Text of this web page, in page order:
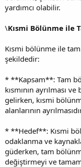
yardımcı olabilir.
\Kısmi Bölünme ile
Kısmi bölünme ile
şekildedir:
* **Kapsam**: Tam
kısmının ayrılması
gelirken, kısmi
alanlarının
* **Hedef**: Kısmi
odaklanma ve
güderken, tam
değiştirmeyi ve